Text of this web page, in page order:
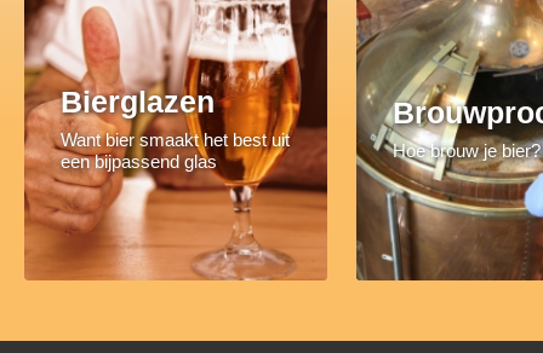
Bierglazen
Want bier smaakt het best uit
een bijpassend glas
Hoe brouw je bier?